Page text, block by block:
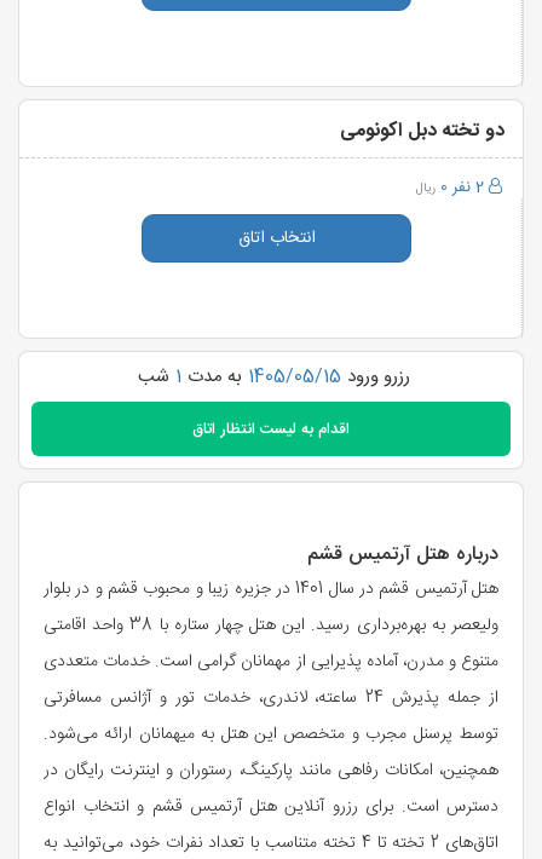
دو تخته دبل اکونومی
2 نفر 0 ریال
انتخاب اتاق
رزرو ورود 1405/05/15 به مدت 1 شب
اقدام به لیست انتظار اتاق
درباره هتل آرتمیس قشم
هتل آرتمیس قشم در سال 1401 در جزیره زیبا و محبوب قشم و در بلوار
ولیعصر به بهره‌برداری رسید. این هتل چهار ستاره با 38 واحد اقامتی
متنوع و مدرن، آماده پذیرایی از مهمانان گرامی است. خدمات متعددی
از جمله پذیرش 24 ساعته، لاندری، خدمات تور و آژانس مسافرتی
توسط پرسنل مجرب و متخصص این هتل به میهمانان ارائه می‌شود.
همچنین، امکانات رفاهی مانند پارکینگ، رستوران و اینترنت رایگان در
دسترس است. برای رزرو آنلاین هتل آرتمیس قشم و انتخاب انواع
اتاق‌های 2 تخته تا 4 تخته متناسب با تعداد نفرات خود، می‌توانید به